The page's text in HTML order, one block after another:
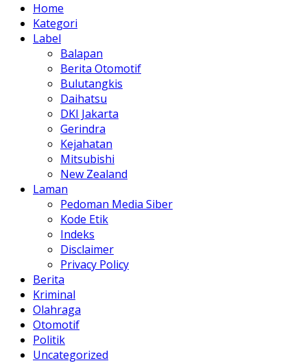
Home
Kategori
Label
Balapan
Berita Otomotif
Bulutangkis
Daihatsu
DKI Jakarta
Gerindra
Kejahatan
Mitsubishi
New Zealand
Laman
Pedoman Media Siber
Kode Etik
Indeks
Disclaimer
Privacy Policy
Berita
Kriminal
Olahraga
Otomotif
Politik
Uncategorized